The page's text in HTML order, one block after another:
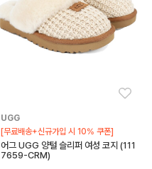
UGG
[무료배송+신규가입 시 10% 쿠폰]
어그 UGG 양털 슬리퍼 여성 코지 (111
7659-CRM)